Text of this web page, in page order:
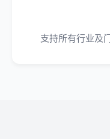
支持所有行业及